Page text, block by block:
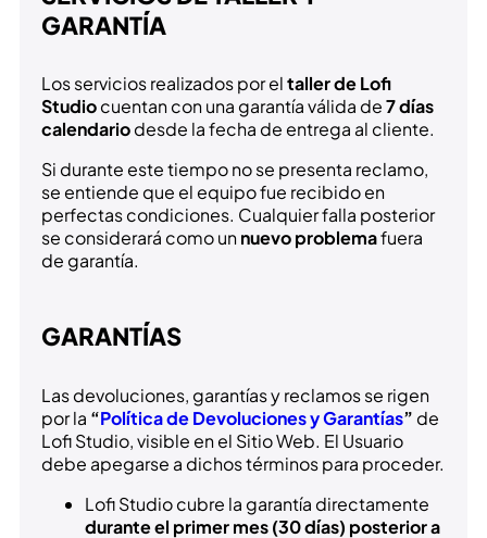
GARANTÍA
Los servicios realizados por eltaller de Lofi
Studiocuentan con una garantía válida de7 días
calendariodesde la fecha de entrega al cliente.
Si durante este tiempo no se presenta reclamo,
se entiende que el equipo fue recibido en
perfectas condiciones. Cualquier falla posterior
se considerará como unnuevo problemafuera
de garantía.
GARANTÍAS
Las devoluciones, garantías y reclamos se rigen
por la “Política de Devoluciones y Garantías” de
Lofi Studio, visible en el Sitio Web. El Usuario
debe apegarse a dichos términos para proceder.
Lofi Studio cubre la garantía directamente
durante el primer mes (30 días) posterior a